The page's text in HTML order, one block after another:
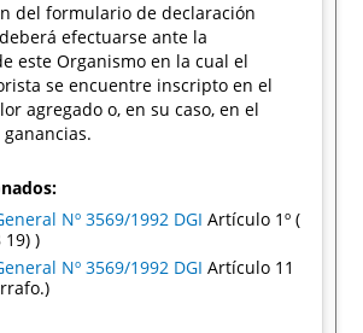
del formulario de declaración
efectuarse ante la
este Organismo en la cual el
se encuentre inscripto en el
agregado o, en su caso, en el
Nº 3569/1992 DGI Artículo 1º (
19) )
Nº 3569/1992 DGI Artículo 11